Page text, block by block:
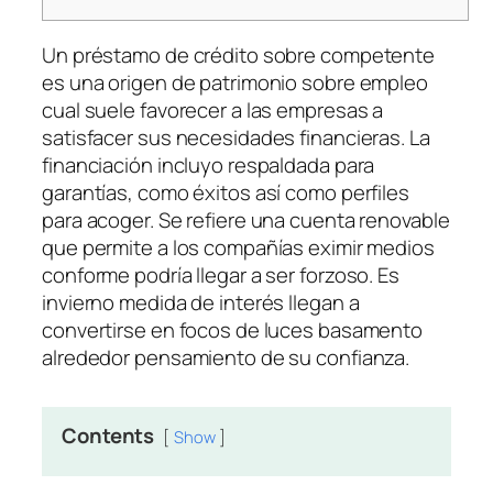
Un préstamo de crédito sobre competente
es una origen de patrimonio sobre empleo
cual suele favorecer a las empresas a
satisfacer sus necesidades financieras. La
financiación incluyo respaldada para
garantías, como éxitos así­ como perfiles
para acoger. Se refiere una cuenta renovable
que permite a los compañías eximir medios
conforme podrí­a llegar a ser forzoso. Es
invierno medida de interés llegan a
convertirse en focos de luces basamento
alrededor pensamiento de su confianza.
Contents Show